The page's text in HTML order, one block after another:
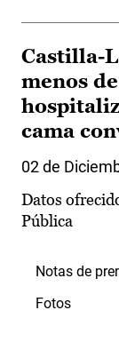
Castilla-
menos
cama
02 de
Datos
Pública
Notas de
Fotos